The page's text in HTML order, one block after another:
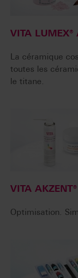
VITA LUMEX®
La céramique
toutes les
le titane.
VITA
Optimisation.